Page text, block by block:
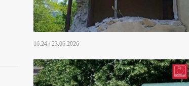
16:24 / 23.06.2026